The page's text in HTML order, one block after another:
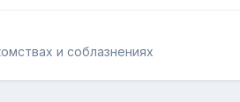
и соблазнениях